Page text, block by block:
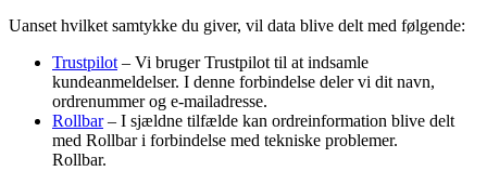
Uanset hvilket samtykke du giver, vil data blive delt med følgende:
Trustpilot – Vi bruger Trustpilot til at indsamle
kundeanmeldelser. I denne forbindelse deler vi dit navn,
ordrenummer og e-mailadresse.
Rollbar– I sjældne tilfælde kan ordreinformation blive delt
med Rollbar i forbindelse med tekniske problemer.
Rollbar.